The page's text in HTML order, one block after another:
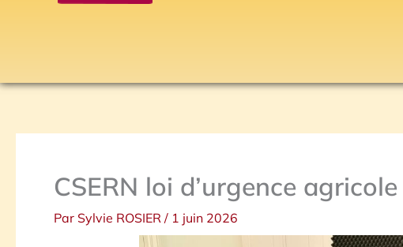
CSERN loi d’urgence agricole
Par Sylvie ROSIER / 1 juin 2026